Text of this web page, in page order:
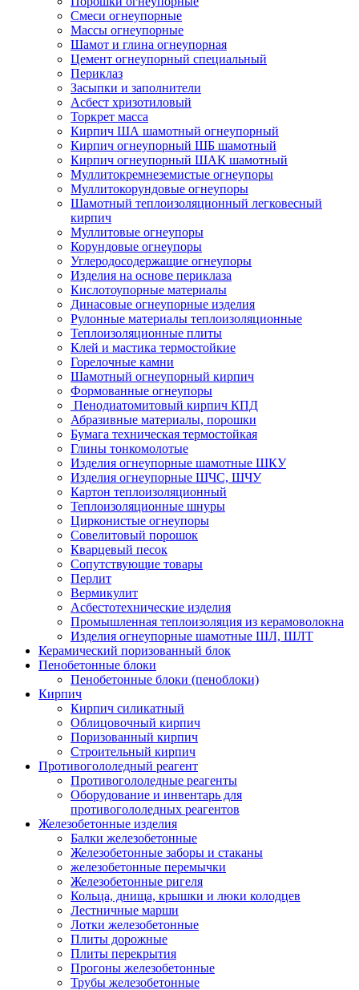
Смеси огнеупорные
Массы огнеупорные
Шамот и глина огнеупорная
Цемент огнеупорный специальный
Периклаз
Засыпки и заполнители
Асбест хризотиловый
Торкрет масса
Кирпич ША шамотный огнеупорный
Кирпич огнеупорный ШБ шамотный
Кирпич огнеупорный ШАК шамотный
Муллито­­кремнеземистые огнеупоры
Муллито­корундовые огнеупоры
Шамотный тепло­изоляционный легковесный
кирпич
Муллитовые огнеупоры
Корундовые огнеупоры
Углеродо­содержащие огнеупоры
Изделия на основе периклаза
Кислотоупорные материалы
Динасовые огнеупорные изделия
Рулонные материалы теплоизоляционные
Тепло­изоляционные плиты
Клей и мастика термостойкие
Горелочные камни
Шамотный огнеупорный кирпич
Формованные огнеупоры
Пенодиатомитовый кирпич КПД
Абразивные материалы, порошки
Бумага техническая термостойкая
Глины тонкомолотые
Изделия огнеупорные шамотные ШКУ
Изделия огнеупорные ШЧС, ШЧУ
Картон теплоизоляционный
Теплоизоляционные шнуры
Цирконистые огнеупоры
Совелитовый порошок
Кварцевый песок
Сопутствующие товары
Перлит
Вермикулит
Асбесто­технические изделия
Промышленная теплоизоляция из керамоволокна
Изделия огнеупорные шамотные ШЛ, ШЛТ
Керамический поризованный блок
Пенобетонные блоки
Пенобетонные блоки (пеноблоки)
Кирпич
Кирпич силикатный
Облицовочный кирпич
Поризованный кирпич
Строительный кирпич
Противогололедный реагент
Противогололедные реагенты
Оборудование и инвентарь для
противогололедных реагентов
Железобетонные изделия
Балки железобетонные
Железобетонные заборы и стаканы
железобетонные перемычки
Железобетонные ригеля
Кольца, днища, крышки и люки колодцев
Лестничные марши
Лотки железобетонные
Плиты дорожные
Плиты перекрытия
Прогоны железобетонные
Трубы железобетонные